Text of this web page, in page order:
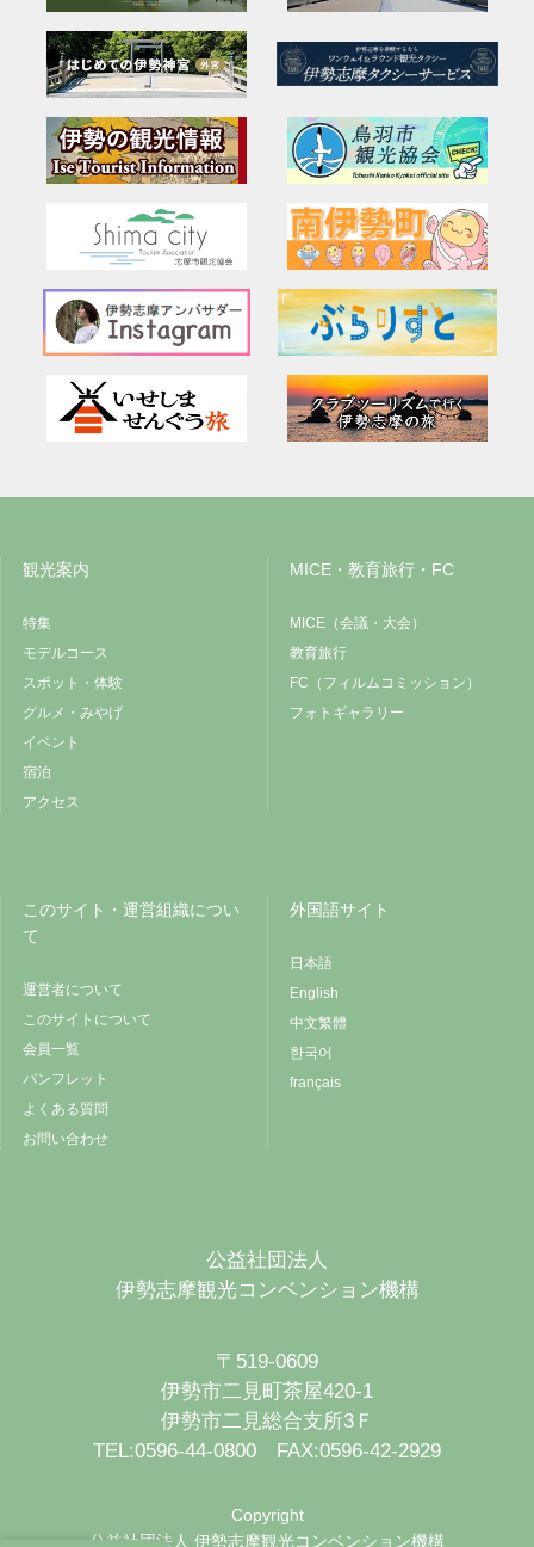
観光案内
特集
モデルコース
スポット・体験
グルメ・みやげ
イベント
宿泊
アクセス
MICE・教育旅行・FC
MICE（会議・大会）
教育旅行
FC（フィルムコミッション）
フォトギャラリー
このサイト・運営組織につい
て
運営者について
このサイトについて
会員一覧
パンフレット
よくある質問
お問い合わせ
外国語サイト
日本語
English
中文繁體
한국어
français
公益社団法人
伊勢志摩観光コンベンション機構
〒519-0609
伊勢市二見町茶屋420-1
伊勢市二見総合支所3Ｆ
TEL:0596-44-0800 FAX:0596-42-2929
Copyright
公益社団法人 伊勢志摩観光コンベンション機構